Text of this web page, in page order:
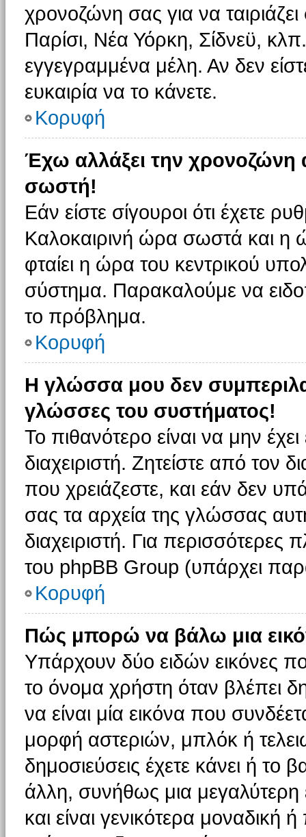
χρονοζώνη σας για να
Παρίσι, Νέα Υόρκη, Σίδνεϋ,
εγγεγραμμένα μέλη. Αν δεν
ευκαιρία να το κάνετε.
Κορυφή
Έχω αλλάξει την χρονοζώνη
σωστή!
Εάν είστε σίγουροι ότι έχετε
Καλοκαιρινή ώρα σωστά και η
φταίει η ώρα του κεντρικού
σύστημα. Παρακαλούμε να
το πρόβλημα.
Κορυφή
Η γλώσσα μου δεν
γλώσσες του συστήματος!
Το πιθανότερο είναι να μην
διαχειριστή. Ζητείστε από τον
που χρειάζεστε, και εάν δεν
σας τα αρχεία της γλώσσας
διαχειριστή. Για περισσότερες
του phpBB Group (υπάρχει
Κορυφή
Πώς μπορώ να βάλω μια
Υπάρχουν δύο ειδών εικόνες
το όνομα χρήστη όταν βλέπει
να είναι μία εικόνα που
μορφή αστεριών, μπλόκ ή
δημοσιεύσεις έχετε κάνει ή
άλλη, συνήθως μια
και είναι γενικότερα